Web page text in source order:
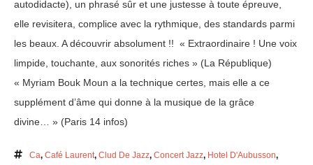
autodidacte), un phrasé sûr et une justesse à toute épreuve,
elle revisitera, complice avec la rythmique, des standards parmi
les beaux. A découvrir absolument !! « Extraordinaire ! Une voix
limpide, touchante, aux sonorités riches » (La République)
« Myriam Bouk Moun a la technique certes, mais elle a ce
supplément d’âme qui donne à la musique de la grâce
divine… » (Paris 14 infos)
Ca, Café Laurent, Clud De Jazz, Concert Jazz, Hotel D'Aubusson,